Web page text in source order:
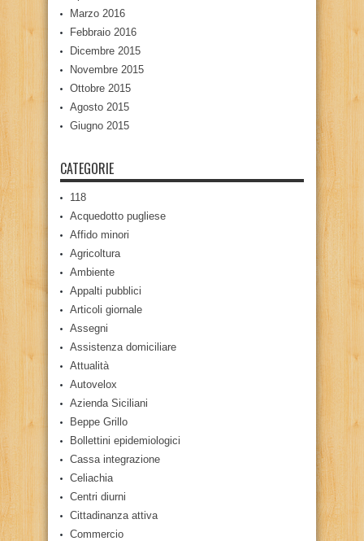
Marzo 2016
Febbraio 2016
Dicembre 2015
Novembre 2015
Ottobre 2015
Agosto 2015
Giugno 2015
CATEGORIE
118
Acquedotto pugliese
Affido minori
Agricoltura
Ambiente
Appalti pubblici
Articoli giornale
Assegni
Assistenza domiciliare
Attualità
Autovelox
Azienda Siciliani
Beppe Grillo
Bollettini epidemiologici
Cassa integrazione
Celiachia
Centri diurni
Cittadinanza attiva
Commercio